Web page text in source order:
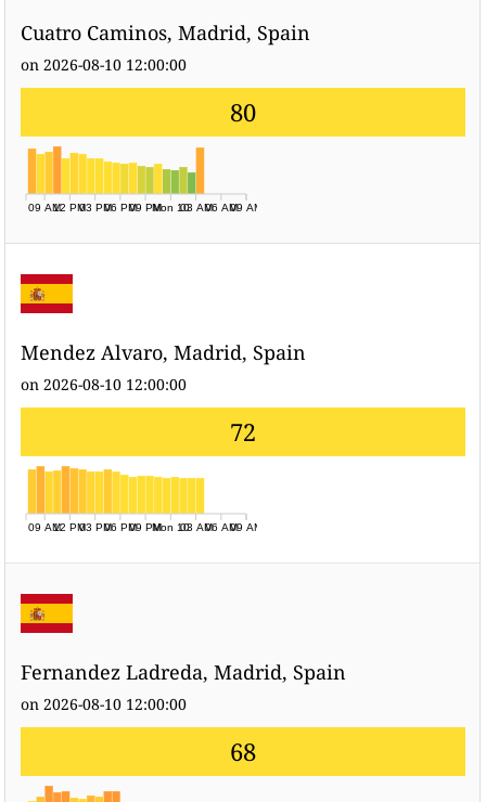
Cuatro Caminos, Madrid, Spain
on 2026-08-10 12:00:00
80
09 AM12 PM03 PM06 PM09 PMMon 1003 AM06 AM09 AM
Mendez Alvaro, Madrid, Spain
on 2026-08-10 12:00:00
72
09 AM12 PM03 PM06 PM09 PMMon 1003 AM06 AM09 AM
Fernandez Ladreda, Madrid, Spain
on 2026-08-10 12:00:00
68